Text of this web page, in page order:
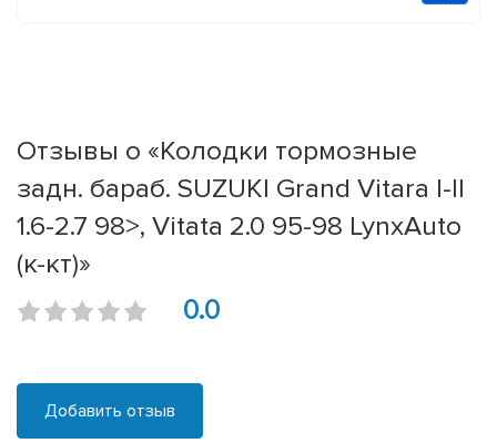
Отзывы о «Колодки тормозные
задн. бараб. SUZUKI Grand Vitara I-II
1.6-2.7 98>, Vitata 2.0 95-98 LynxAuto
(к-кт)»
0.0
Добавить отзыв